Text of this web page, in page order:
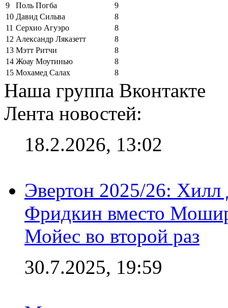
9
Поль Погба
9
10 Давид Сильва
8
11 Серхио Агуэро
8
12 Александр Ляказетт
8
13 Мэтт Ритчи
8
14 Жоау Моутинью
8
15 Мохамед Салах 8
Наша группа Вконтакте
Лента новостей:
18.2.2026, 13:02
Эвертон 2025/26:
Фридкин вместо
Мойес во второй раз
30.7.2025, 19:59